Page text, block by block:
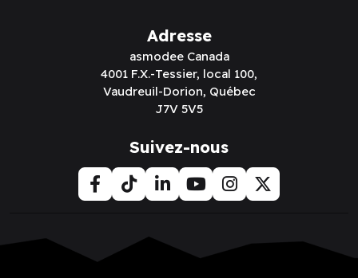
Adresse
asmodee Canada
4001 F.X.-Tessier, local 100,
Vaudreuil-Dorion, Québec
J7V 5V5
Suivez-nous